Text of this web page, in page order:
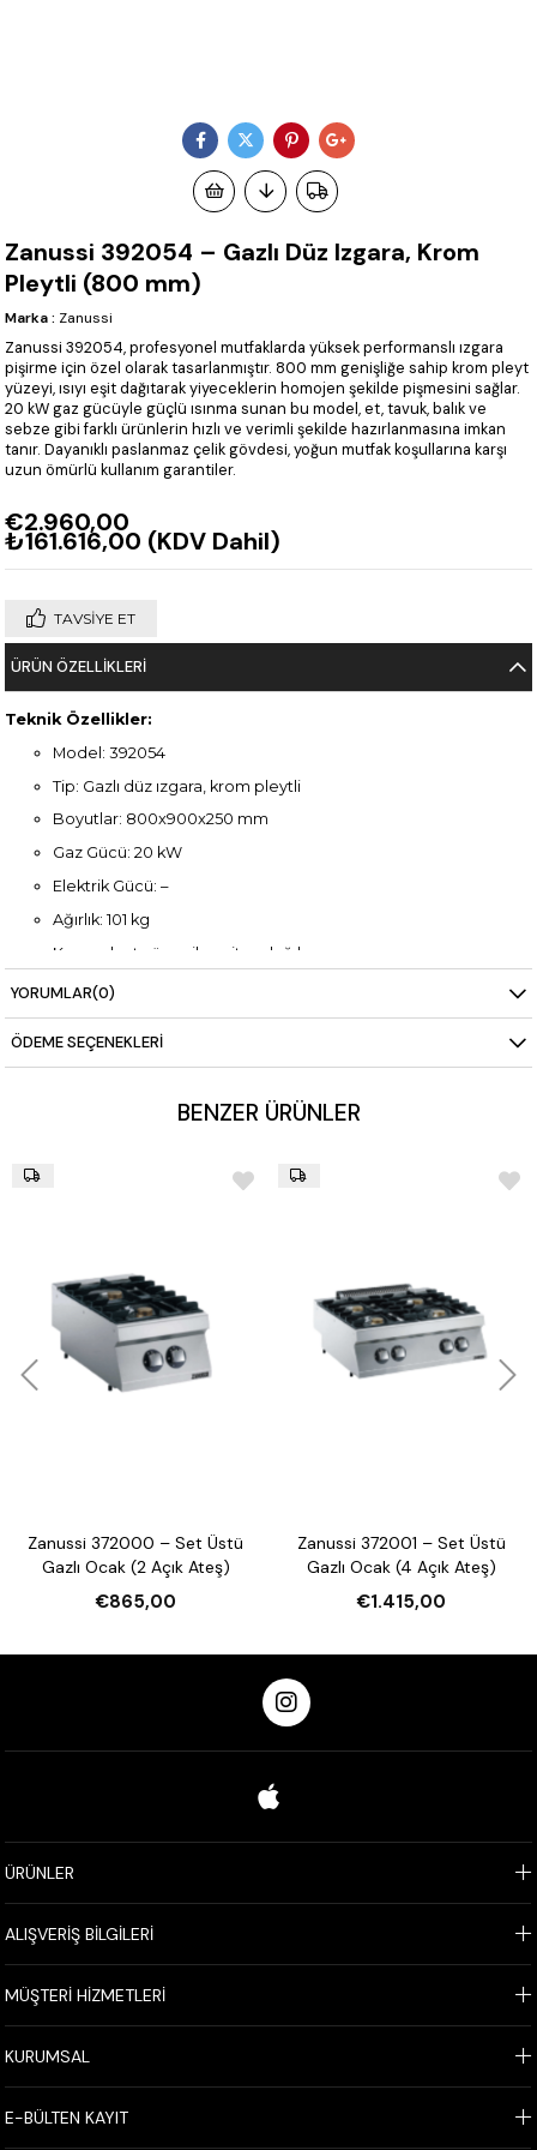
Zanussi 392054 – Gazlı Düz Izgara, Krom
Pleytli (800 mm)
Marka : Zanussi
Zanussi 392054, profesyonel mutfaklarda yüksek performanslı ızgara
pişirme için özel olarak tasarlanmıştır. 800 mm genişliğe sahip krom pleyt
yüzeyi, ısıyı eşit dağıtarak yiyeceklerin homojen şekilde pişmesini sağlar.
20 kW gaz gücüyle güçlü ısınma sunan bu model, et, tavuk, balık ve
sebze gibi farklı ürünlerin hızlı ve verimli şekilde hazırlanmasına imkan
tanır. Dayanıklı paslanmaz çelik gövdesi, yoğun mutfak koşullarına karşı
uzun ömürlü kullanım garantiler.
€2.960,00
₺161.616,00 (KDV Dahil)
TAVSIYE ET
ÜRÜN ÖZELLIKLERI
Teknik Özellikler:
Model: 392054
Tip: Gazlı düz ızgara, krom pleytli
Boyutlar: 800x900x250 mm
Gaz Gücü: 20 kW
Elektrik Gücü: –
Ağırlık: 101 kg
Krom pleyt yüzey ile eşit ısı dağılımı
Paslanmaz çelik gövde
Profesyonel mutfak kullanımı için dayanıklı yapı
YORUMLAR(0)
ÖDEME SEÇENEKLERI
BENZER ÜRÜNLER
Zanussi 372000 – Set Üstü
Gazlı Ocak (2 Açık Ateş)
€865,00
Zanussi 372001 – Set Üstü
Gazlı Ocak (4 Açık Ateş)
€1.415,00
ÜRÜNLER
ALIŞVERİŞ BİLGİLERİ
MÜŞTERİ HİZMETLERİ
KURUMSAL
E-BÜLTEN KAYIT